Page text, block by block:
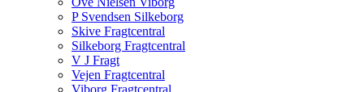
P Svendsen Silkeborg
Skive Fragtcentral
Silkeborg Fragtcentral
V J Fragt
Vejen Fragtcentral
Viborg Fragtcentral